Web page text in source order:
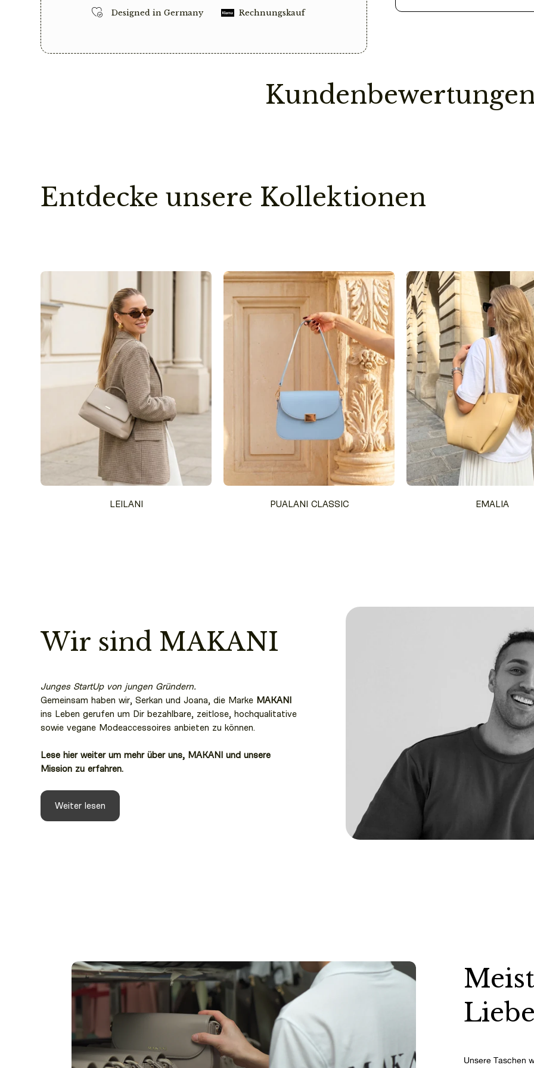
So sparen wir
Designed in Germany
Rechnungskauf
Entdecke unsere Kollektionen
LEILANI PUALANI CLASSIC EMALIA
Wir sind MAKANI
Junges StartUp von jungen Gründern.
Gemeinsam haben wir, Serkan und Joana, die Marke MAKANI
ins Leben gerufen um Dir bezahlbare, zeitlose, hochqualitative
sowie vegane Modeaccessoires anbieten zu können.
Lese hier weiter um mehr über uns, MAKANI und unsere
Mission zu erfahren.
Weiter lesen
Unsere Taschen